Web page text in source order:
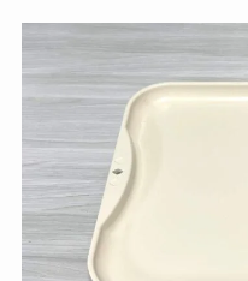
解凍
冷凍
粗熱取り